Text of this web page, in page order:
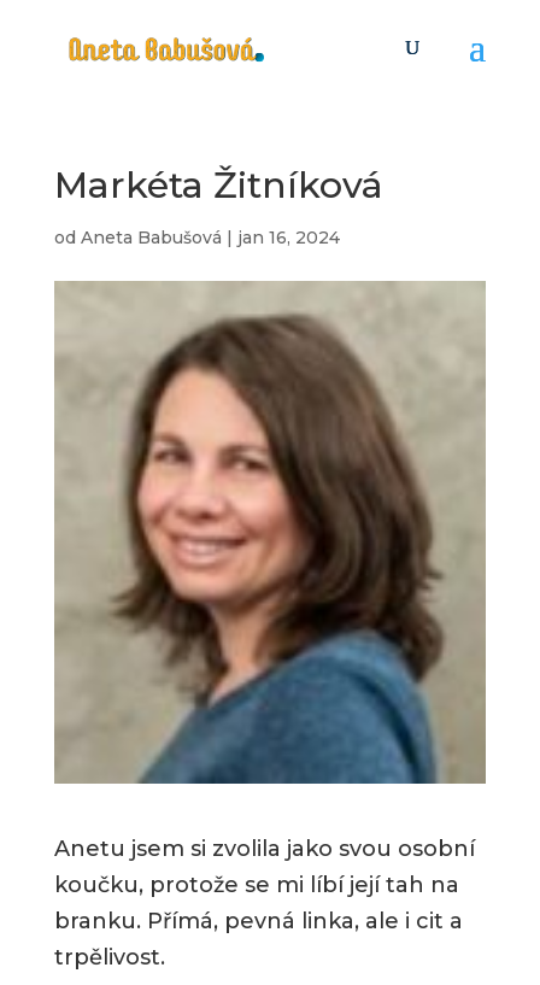
Markéta Žitníková
od Aneta Babušová | jan 16, 2024
Anetu jsem si zvolila jako svou osobní
koučku, protože se mi líbí její tah na
branku. Přímá, pevná linka, ale i cit a
trpělivost.